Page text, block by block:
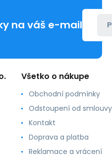
na váš e-mail
Všetko o nákupe
Obchodní podmínky
Odstoupení od smlouvy
Kontakt
Doprava a platba
Reklamace a vrácení